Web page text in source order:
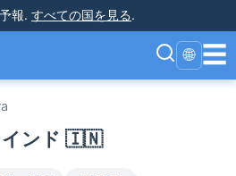
報. すべての国を見る.
🌐 ☰
インド 🇮🇳